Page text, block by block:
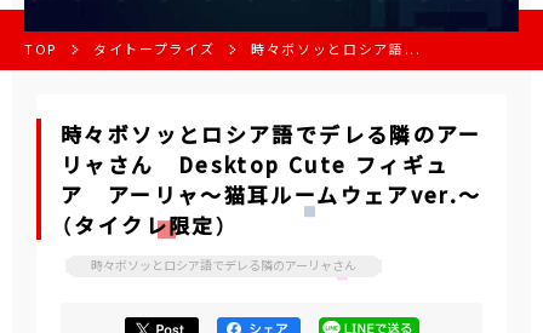
TOP タイトープライズ 時々ボソッとロシア語...
時々ボソッとロシア語でデレる隣のアー
リャさん Desktop Cute フィギュ
ア アーリャ～猫耳ルームウェアver.～
（タイクレ限定）
時々ボソッとロシア語でデレる隣のアーリャさん